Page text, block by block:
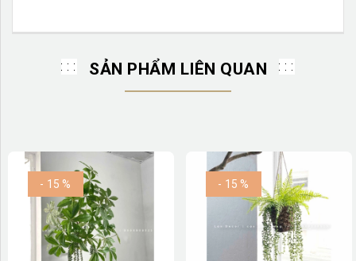
SẢN PHẨM LIÊN QUAN
- 15 % - 15 %